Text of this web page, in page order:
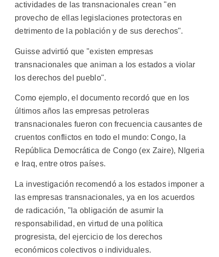
actividades de las transnacionales crean "en
provecho de ellas legislaciones protectoras en
detrimento de la población y de sus derechos".
Guisse advirtió que "existen empresas
transnacionales que animan a los estados a violar
los derechos del pueblo".
Como ejemplo, el documento recordó que en los
últimos años las empresas petroleras
transnacionales fueron con frecuencia causantes de
cruentos conflictos en todo el mundo: Congo, la
República Democrática de Congo (ex Zaire), NIgeria
e Iraq, entre otros países.
La investigación recomendó a los estados imponer a
las empresas transnacionales, ya en los acuerdos
de radicación, "la obligación de asumir la
responsabilidad, en virtud de una política
progresista, del ejercicio de los derechos
económicos colectivos o individuales.